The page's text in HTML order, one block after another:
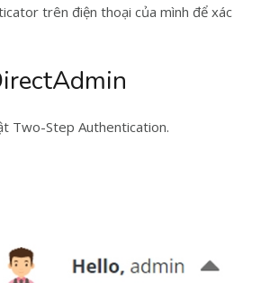
trên điện thoại của mình để xác
Two-Step Authentication.